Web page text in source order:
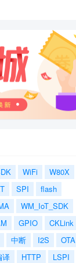
WiFi
W80X
SPI
flash
WM_IoT_SDK
GPIO
CKLink
中断 I2S
OTA
译 HTTP LSPI